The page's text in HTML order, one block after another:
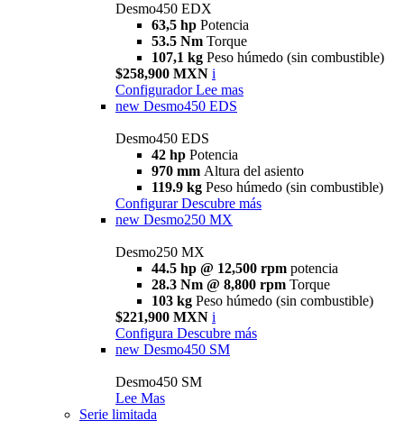
Desmo450 EDX
63,5 hp Potencia
53.5 Nm Torque
107,1 kg Peso húmedo (sin combustible)
$258,900 MXN i
Configurador Lee mas
new Desmo450 EDS
Desmo450 EDS
42 hp Potencia
970 mm Altura del asiento
119.9 kg Peso húmedo (sin combustible)
Configurar Descubre más
new Desmo250 MX
Desmo250 MX
44.5 hp @ 12,500 rpm potencia
28.3 Nm @ 8,800 rpm Torque
103 kg Peso húmedo (sin combustible)
$221,900 MXN i
Configura Descubre más
new Desmo450 SM
Desmo450 SM
Lee Mas
Serie limitada